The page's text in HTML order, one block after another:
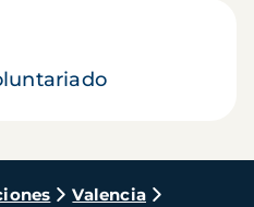
Valencia